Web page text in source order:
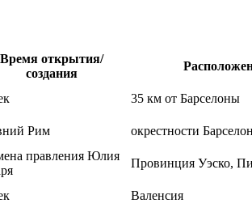
Время открытия/
создания
35 км от Барселоны
Рим окрестности
правления Юлия
Провинция Уэско,
Валенсия